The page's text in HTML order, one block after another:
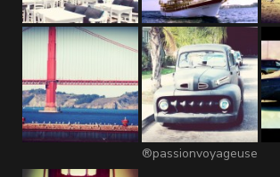
®passionvoyageuse